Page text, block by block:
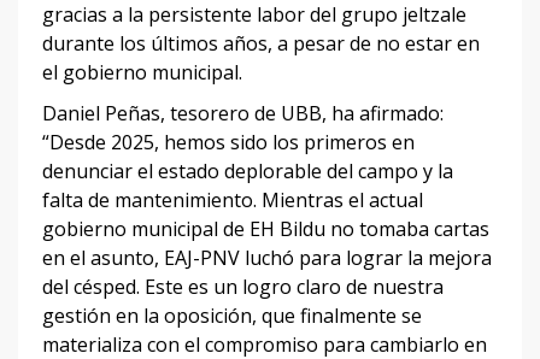
gracias a la persistente labor del grupo jeltzale
durante los últimos años, a pesar de no estar en
el gobierno municipal.
Daniel Peñas, tesorero de UBB, ha afirmado:
“Desde 2025, hemos sido los primeros en
denunciar el estado deplorable del campo y la
falta de mantenimiento. Mientras el actual
gobierno municipal de EH Bildu no tomaba cartas
en el asunto, EAJ-PNV luchó para lograr la mejora
del césped. Este es un logro claro de nuestra
gestión en la oposición, que finalmente se
materializa con el compromiso para cambiarlo en